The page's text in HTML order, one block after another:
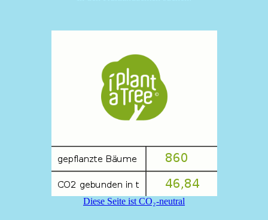
Diese Seite ist CO₂-neutral